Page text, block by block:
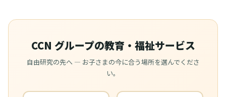
CCN グループの教育・福祉サービス
自由研究の先へ — お子さまの今に合う場所を選んでくださ
い。